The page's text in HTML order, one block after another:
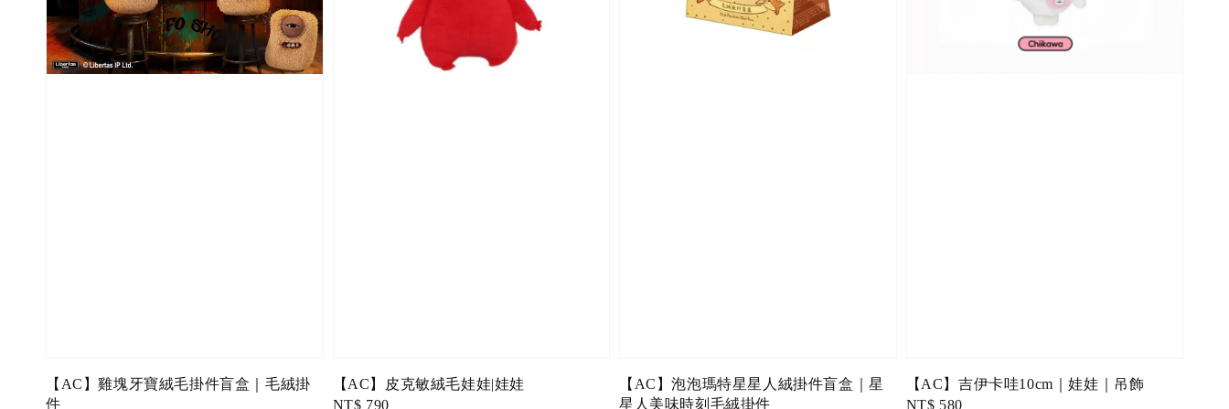
【AC】雞塊牙寶絨毛掛件盲盒｜毛絨掛
件
【AC】皮克敏絨毛娃娃|娃娃
Regular
NT$ 790
【AC】泡泡瑪特星星人絨掛件盲盒｜星
星人美味時刻毛絨掛件
【AC】吉伊卡哇10cm｜娃娃｜吊飾
Regular
NT$ 580